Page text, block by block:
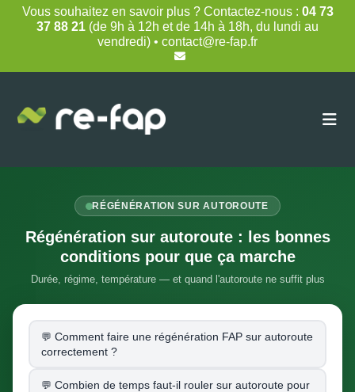
Vous souhaitez en savoir plus ? Contactez-nous : 04 73
37 88 21 (de 9h à 12h et de 14h à 18h, du lundi au
vendredi) • contact@re-fap.fr
RÉGÉNÉRATION SUR AUTOROUTE
Régénération sur autoroute : les bonnes
conditions pour que ça marche
Durée, régime, température — et quand l'autoroute ne suffit plus
Comment faire une régénération FAP sur autoroute
correctement ?
Combien de temps faut-il rouler sur autoroute pour